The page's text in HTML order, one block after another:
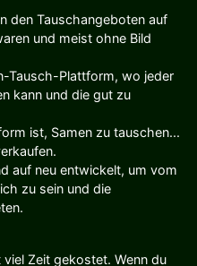
den Tauschangeboten auf
und meist ohne Bild
Tausch-Plattform, wo jeder
kann und die gut zu
ist, Samen zu tauschen...
auf neu entwickelt, um vom
zu sein und die
Zeit gekostet. Wenn du